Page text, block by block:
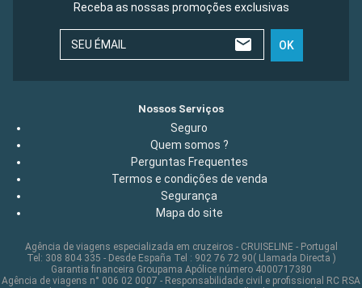
Receba as nossas promoções exclusivas
SEU ÉMAIL OK
Nossos Serviços
Seguro
Quem somos ?
Perguntas Frequentes
Termos e condições de venda
Segurança
Mapa do site
Agência de viagens especializada em cruzeiros - CRUISELINE - Portugal
Tel: 308 804 335 - Desde España Tel : 902 76 72 90( Llamada Directa )
Garantia financeira Groupama Apólice número 4000717380
Agência de viagens n° 006 02 0007 - Responsabilidade civil e profissional RC RSA